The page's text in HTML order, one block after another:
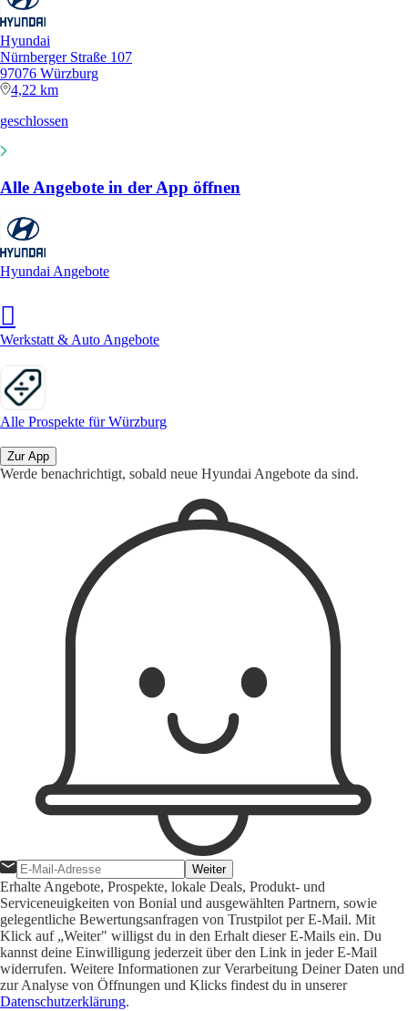
Hyundai
Nürnberger Straße 107
97076 Würzburg
4,22 km
geschlossen
Alle Angebote in der App öffnen
Hyundai Angebote
Werkstatt & Auto Angebote
Alle Prospekte für Würzburg
Zur App
Werde benachrichtigt, sobald neue Hyundai Angebote da sind.
Weiter
Erhalte Angebote, Prospekte, lokale Deals, Produkt- und
Serviceneuigkeiten von Bonial und ausgewählten Partnern, sowie
gelegentliche Bewertungsanfragen von Trustpilot per E-Mail. Mit
Klick auf „Weiter" willigst du in den Erhalt dieser E-Mails ein. Du
kannst deine Einwilligung jederzeit über den Link in jeder E-Mail
widerrufen. Weitere Informationen zur Verarbeitung Deiner Daten und
zur Analyse von Öffnungen und Klicks findest du in unserer
Datenschutzerklärung.